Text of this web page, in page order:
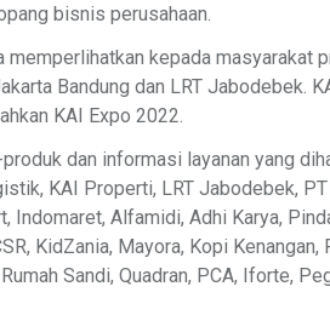
bisnis perusahaan.
memperlihatkan kepada
Bandung dan LRT Jabodebek.
KAI Expo 2022.
dan informasi layanan yang
KAI Properti, LRT Jabodebek,
Indomaret, Alfamidi, Adhi Karya,
KidZania, Mayora, Kopi
Sandi, Quadran, PCA, Iforte,